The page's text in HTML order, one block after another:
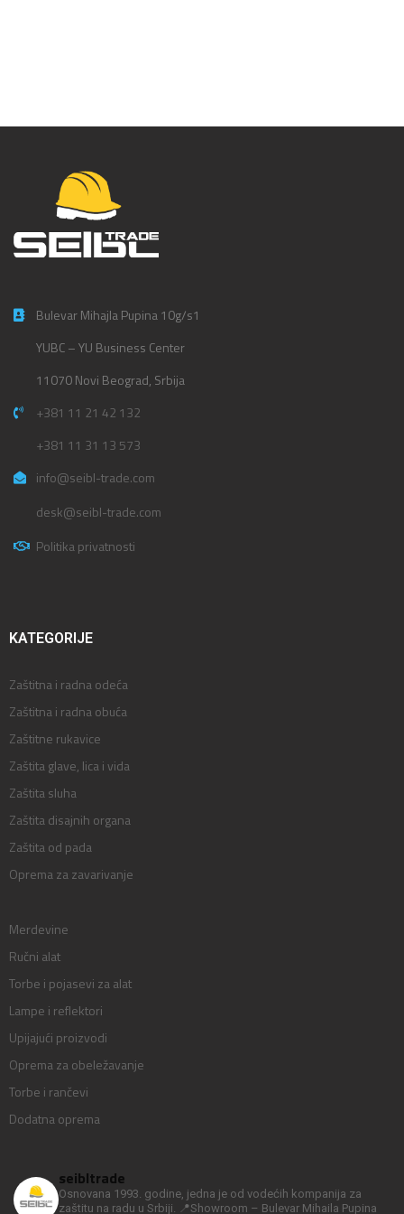
Bulevar Mihajla Pupina 10g/s1
YUBC – YU Business Center
11070 Novi Beograd, Srbija
+381 11 21 42 132
+381 11 31 13 573
info@seibl-trade.com
desk@seibl-trade.com
Politika privatnosti
KATEGORIJE
Zaštitna i radna odeća
Zaštitna i radna obuća
Zaštitne rukavice
Zaštita glave, lica i vida
Zaštita sluha
Zaštita disajnih organa
Zaštita od pada
Oprema za zavarivanje
Merdevine
Ručni alat
Torbe i pojasevi za alat
Lampe i reflektori
Upijajući proizvodi
Oprema za obeležavanje
Torbe i rančevi
Dodatna oprema
seibltrade
Osnovana 1993. godine, jedna je od vodećih kompanija za
zaštitu na radu u Srbiji.
📍Showroom – Bulevar Mihaila Pupina